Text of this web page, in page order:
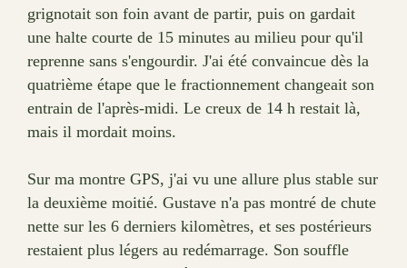
grignotait son foin avant de partir, puis on gardait
une halte courte de 15 minutes au milieu pour qu'il
reprenne sans s'engourdir. J'ai été convaincue dès la
quatrième étape que le fractionnement changeait son
entrain de l'après-midi. Le creux de 14 h restait là,
mais il mordait moins.
Sur ma montre GPS, j'ai vu une allure plus stable sur
la deuxième moitié. Gustave n'a pas montré de chute
nette sur les 6 derniers kilomètres, et ses postérieurs
restaient plus légers au redémarrage. Son souffle